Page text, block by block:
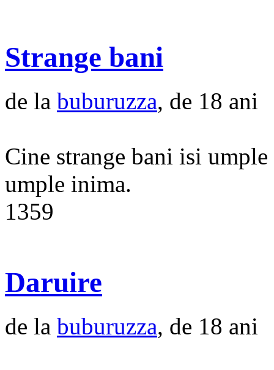
Strange bani
de la buburuzza, de 18 ani
Cine strange bani isi
umple inima.
1359
Daruire
de la buburuzza, de 18 ani